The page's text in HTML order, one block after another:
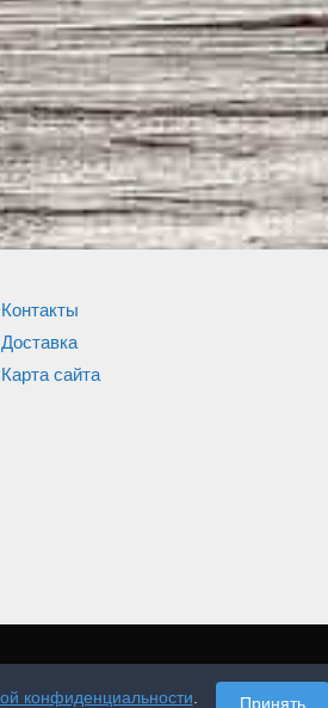
Контакты
Доставка
Карта сайта
конфиденциальности Принять